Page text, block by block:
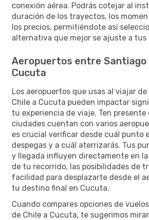
conexión aérea. Podrás cotejar al
duración de los trayectos, los
los precios, permitiéndote así
alternativa que mejor se ajuste a tus
Aeropuertos entre Santiago
Cucuta
Los aeropuertos que usas al viajar
Chile a Cucuta pueden impactar
tu experiencia de viaje. Ten presente
ciudades cuentan con varios
es crucial verificar desde cuál punto
despegas y a cuál aterrizarás. Tus
y llegada influyen directamente en
de tu recorrido, las posibilidades de
facilidad para desplazarte desde el
tu destino final en Cucuta.
Cuando compares opciones de
de Chile a Cucuta, te sugerimos